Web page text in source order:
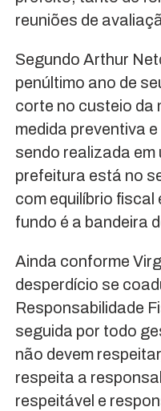
reuniões de
Segundo Arthur
penúltimo ano de
corte no custeio da
medida preventiva
sendo realizada em
prefeitura está no
com equilíbrio fiscal
fundo é a bandeira
Ainda conforme
desperdício se
Responsabilidade
seguida por todo
não devem
respeita a
respeitável e